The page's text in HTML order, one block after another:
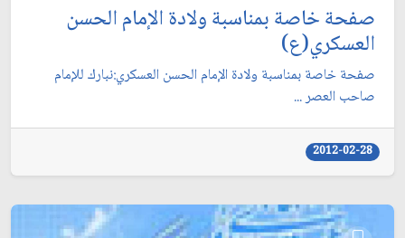
صفحة خاصة بمناسبة ولادة الإمام الحسن
العسكري(ع)
صفحة خاصة بمناسبة ولادة الإمام الحسن العسكري:نبارك للإمام
صاحب العصر ...
2012-02-28